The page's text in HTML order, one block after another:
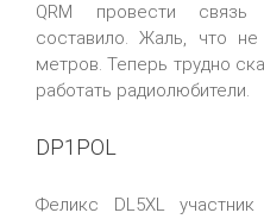
QRM провести
составило. Жаль, что
метров. Теперь трудно
работать радиолюбители.
DP1POL
Феликс DL5XL